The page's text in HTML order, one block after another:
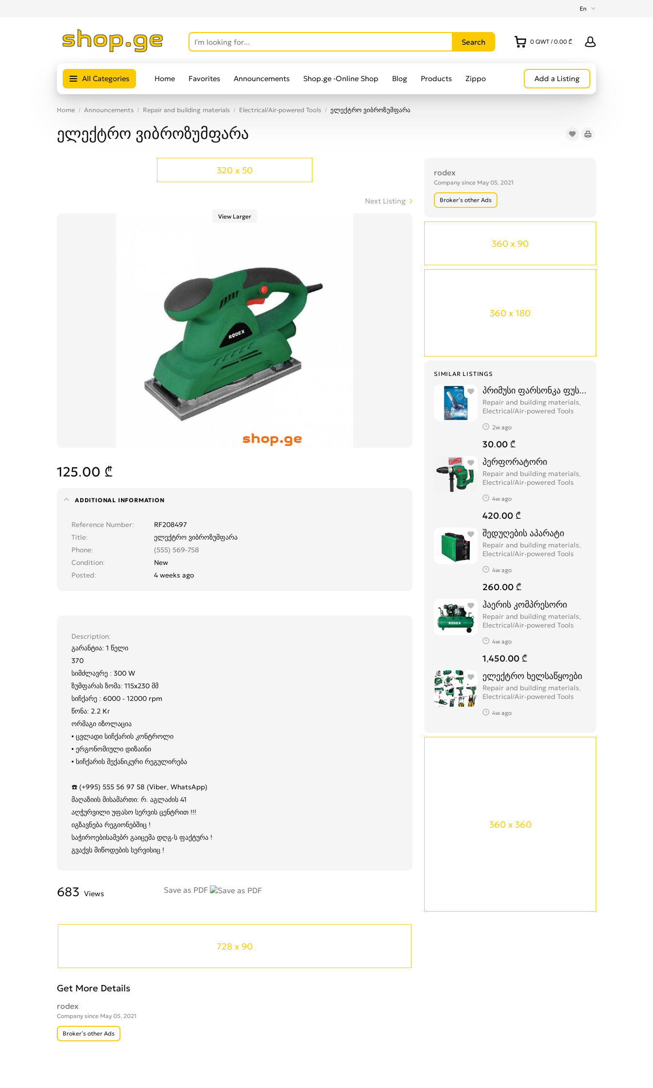
En
0 QWT / 0.00 ₾
All Categories Home Favorites Announcements Shop.ge -Online Shop Blog Products Zippo Add a Listing
Home Announcements Repair and building materials Electrical/Air-powered Tools ელექტრო ვიბროზუმფარა
ელექტრო ვიბროზუმფარა
rodex
Company since May 05, 2021
Broker’s other Ads
360 x 90
360 x 180
SIMILAR LISTINGS
პრიმუსი ფარსონკა ფუსფუსა
Repair and building materials,
Electrical/Air-powered Tools
2w ago
30.00 ₾
პერფორატორი
Repair and building materials,
Electrical/Air-powered Tools
4w ago
420.00 ₾
შედუღების აპარატი
Repair and building materials,
Electrical/Air-powered Tools
4w ago
260.00 ₾
ჰაერის კომპრესორი
Repair and building materials,
Electrical/Air-powered Tools
4w ago
1,450.00 ₾
ელექტრო ხელსაწყოები
Repair and building materials,
Electrical/Air-powered Tools
4w ago
360 x 360
320 x 50
Next Listing
View Larger
125.00 ₾
ADDITIONAL INFORMATION
Reference Number
RF208497
Title
ელექტრო ვიბროზუმფარა
Phone
(555) 569-758
Condition
New
Posted
4 weeks ago
Description
გარანტია: 1 წელი
370
სიმძლავრე : 300 W
ზუმფარას ზომა: 115x230 მმ
სიჩქარე : 6000 - 12000 rpm
წონა: 2.2 Кг
ორმაგი იზოლაცია
• ცვლადი სიჩქარის კონტროლი
• ერგონომიული დიზაინი
• სიჩქარის მექანიკური რეგულირება
☎️ (+995) 555 56 97 58 (Viber, WhatsApp)
მაღაზიის მისამართი: რ. აგლაძის 41 ​​​​​​​
აღჭურვილი უფასო სერვის ცენტრით !!! ​​​​​​​
იგზავნება რეგიონებშიც !
საჭიროებისამებრ გაიცემა დღგ-ს ფაქტურა !
გვაქვს მიწოდების სერვისიც !
Save as PDF
683 Views
728 x 90
Get More Details
rodex
Company since May 05, 2021
Broker’s other Ads